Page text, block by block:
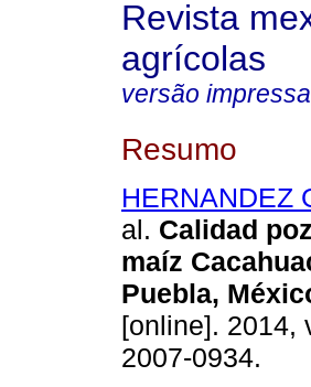
Revista
agrícolas
versão impressa
Resumo
HERNANDEZ
al. Calidad
maíz
Puebla,
[online]. 2014,
2007-0934.